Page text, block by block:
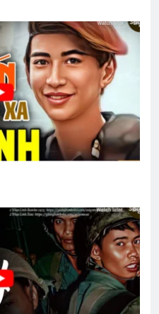
28 TVBQGVN
TRÊN BIỂN (Rabindranath